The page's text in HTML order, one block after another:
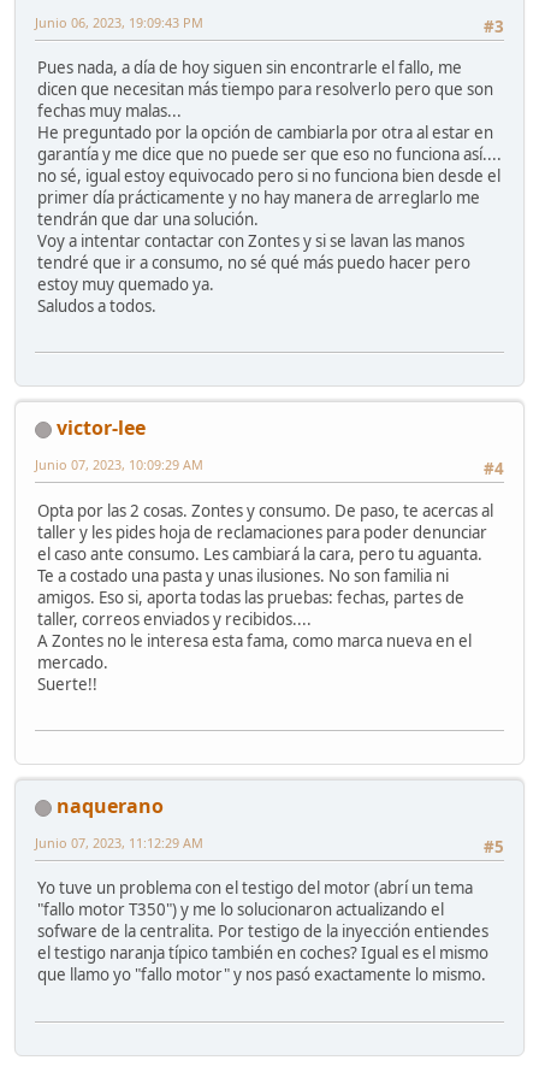
#3
Junio 06, 2023, 19:09:43 PM
Pues nada, a día de hoy siguen sin encontrarle el fallo, me
dicen que necesitan más tiempo para resolverlo pero que son
fechas muy malas...
He preguntado por la opción de cambiarla por otra al estar en
garantía y me dice que no puede ser que eso no funciona así....
no sé, igual estoy equivocado pero si no funciona bien desde el
primer día prácticamente y no hay manera de arreglarlo me
tendrán que dar una solución.
Voy a intentar contactar con Zontes y si se lavan las manos
tendré que ir a consumo, no sé qué más puedo hacer pero
estoy muy quemado ya.
Saludos a todos.
victor-lee
#4
Junio 07, 2023, 10:09:29 AM
Opta por las 2 cosas. Zontes y consumo. De paso, te acercas al
taller y les pides hoja de reclamaciones para poder denunciar
el caso ante consumo. Les cambiará la cara, pero tu aguanta.
Te a costado una pasta y unas ilusiones. No son familia ni
amigos. Eso si, aporta todas las pruebas: fechas, partes de
taller, correos enviados y recibidos....
A Zontes no le interesa esta fama, como marca nueva en el
mercado.
Suerte!!
naquerano
#5
Junio 07, 2023, 11:12:29 AM
Yo tuve un problema con el testigo del motor (abrí un tema
"fallo motor T350") y me lo solucionaron actualizando el
sofware de la centralita. Por testigo de la inyección entiendes
el testigo naranja típico también en coches? Igual es el mismo
que llamo yo "fallo motor" y nos pasó exactamente lo mismo.